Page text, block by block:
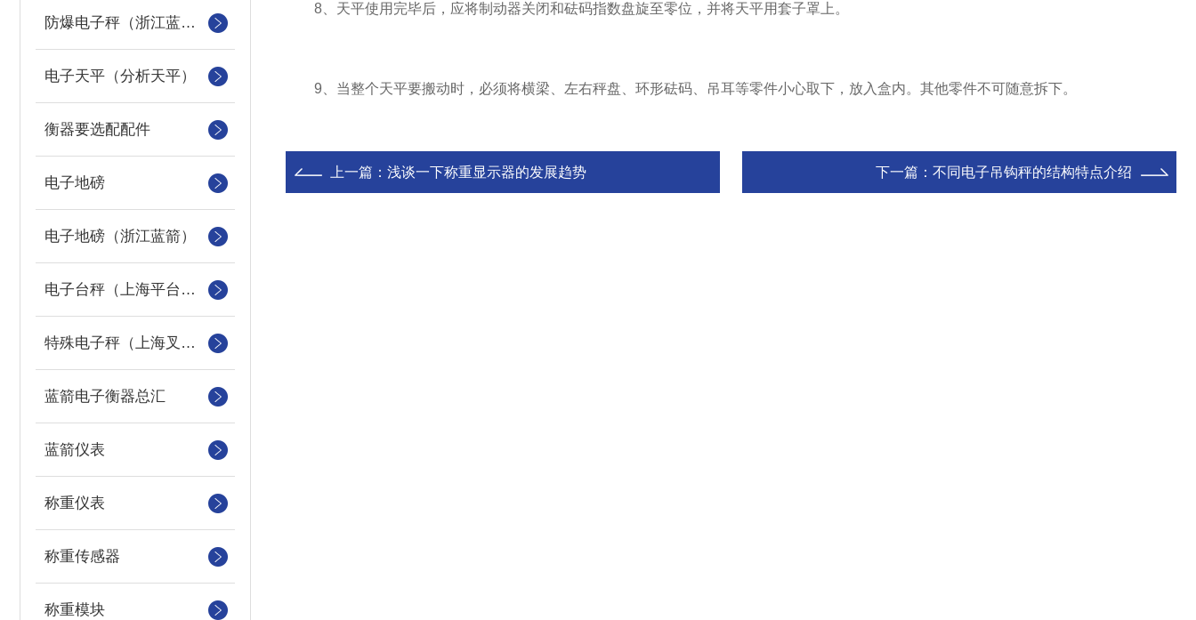
防爆电子秤（浙江蓝箭防爆秤）
电子天平（分析天平）
衡器要选配配件
电子地磅
电子地磅（浙江蓝箭）
电子台秤（上海平台称）
特殊电子秤（上海叉车秤）
蓝箭电子衡器总汇
蓝箭仪表
称重仪表
称重传感器
称重模块
8、天平使用完毕后，应将制动器关闭和砝码指数盘旋至零位，并将天平用套子罩上。
9、当整个天平要搬动时，必须将横梁、左右秤盘、环形砝码、吊耳等零件小心取下，放入盒内。其他零件不可随意拆下。
上一篇： 浅谈一下称重显示器的发展趋势 下一篇： 不同电子吊钩秤的结构特点介绍